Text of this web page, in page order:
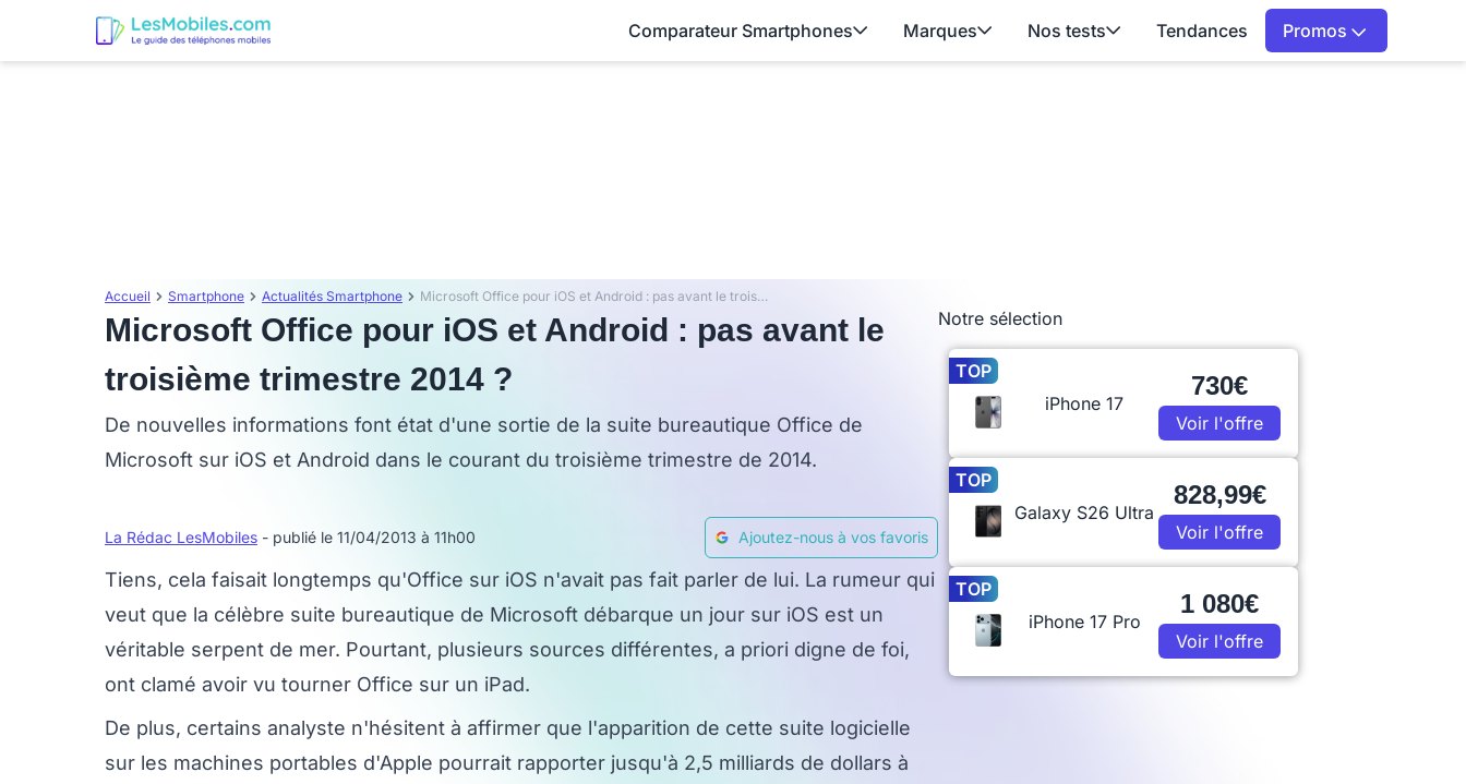
Comparateur Smartphones Marques Nos tests Tendances Promos
Accueil Smartphone Actualités Smartphone Microsoft Office pour iOS et Android : pas avant le troisième trimestre 2014 ?
Microsoft Office pour iOS et Android : pas avant le
troisième trimestre 2014 ?
De nouvelles informations font état d'une sortie de la suite bureautique Office de
Microsoft sur iOS et Android dans le courant du troisième trimestre de 2014.
La Rédac LesMobiles - publié le 11/04/2013 à 11h00 Ajoutez-nous à vos favoris
Tiens, cela faisait longtemps qu'Office sur iOS n'avait pas fait parler de lui. La rumeur qui
veut que la célèbre suite bureautique de Microsoft débarque un jour sur iOS est un
véritable serpent de mer. Pourtant, plusieurs sources différentes, a priori digne de foi,
ont clamé avoir vu tourner Office sur un iPad.
De plus, certains analyste n'hésitent à affirmer que l'apparition de cette suite logicielle
sur les machines portables d'Apple pourrait rapporter jusqu'à 2,5 milliards de dollars à
Notre sélection
TOP
iPhone 17
730€
Voir l'offre
TOP
Galaxy S26 Ultra
828,99€
Voir l'offre
TOP
iPhone 17 Pro
1 080€
Voir l'offre